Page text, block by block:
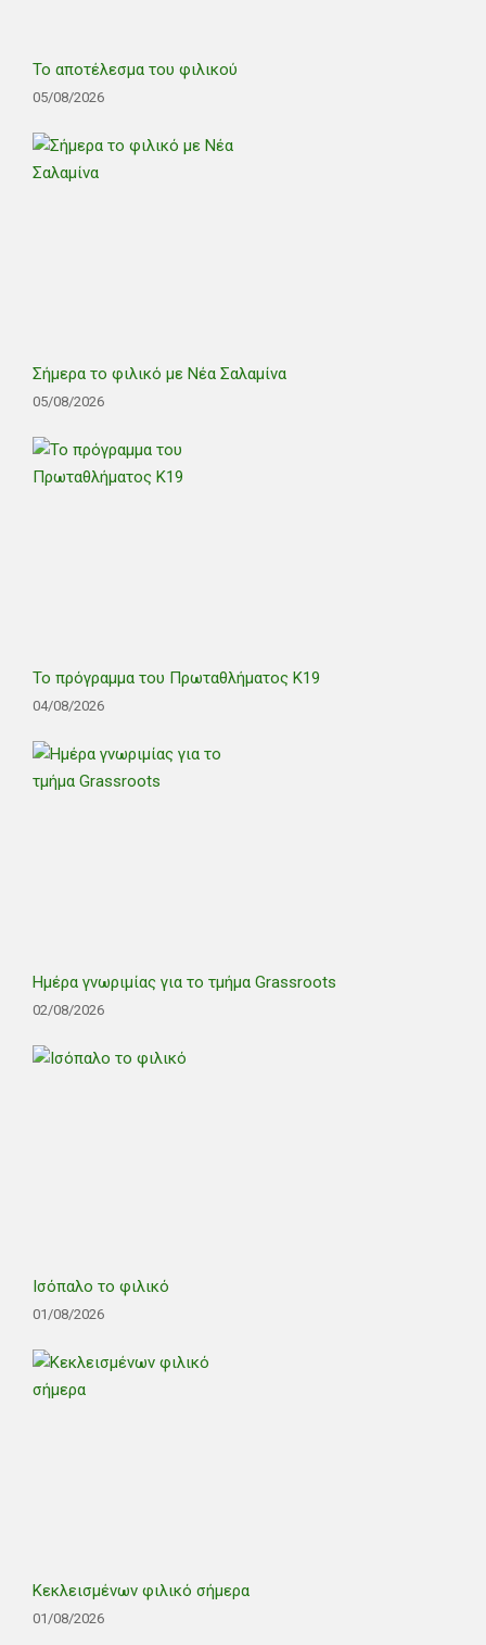
Το αποτέλεσμα του φιλικού
05/08/2026
Σήμερα το φιλικό με Νέα Σαλαμίνα
05/08/2026
Το πρόγραμμα του Πρωταθλήματος Κ19
04/08/2026
Ημέρα γνωριμίας για το τμήμα Grassroots
02/08/2026
Ισόπαλο το φιλικό
01/08/2026
Κεκλεισμένων φιλικό σήμερα
01/08/2026